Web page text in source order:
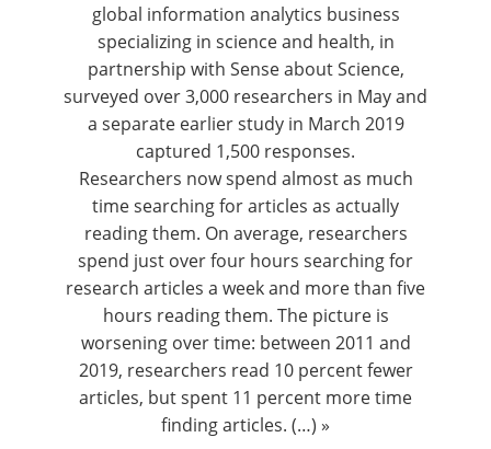
global information analytics business
specializing in science and health, in
partnership with Sense about Science,
surveyed over 3,000 researchers in May and
a separate earlier study in March 2019
captured 1,500 responses.
Researchers now spend almost as much
time searching for articles as actually
reading them. On average, researchers
spend just over four hours searching for
research articles a week and more than five
hours reading them. The picture is
worsening over time: between 2011 and
2019, researchers read 10 percent fewer
articles, but spent 11 percent more time
finding articles. (…) »